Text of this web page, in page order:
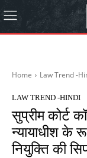
Home Law Trend -
LAW TREND -HINDI
सुप्रीम कोर्ट
न्यायाधीश के
नियुक्ति की